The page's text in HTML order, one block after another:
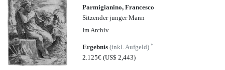
Parmigianino, Francesco
Sitzender junger Mann
Im Archiv
Ergebnis(inkl. Aufgeld)*
2.125€(US$ 2,443)